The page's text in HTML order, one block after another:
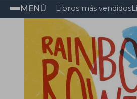
MENÚ Libros más vendidos